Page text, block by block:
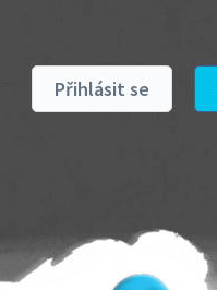
Přihlásit se